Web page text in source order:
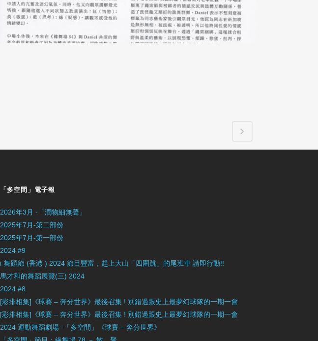
「多空間」電子報
2026年3月 -「潤物細無聲」
2025年7月-第二部份
2025年7月-第一部份
2024 #9
i-舞蹈節 (香港 ) 2024 節目豐富，趕上大山「四圍跳」的尾班車 請即行動!!
馬才和的舞蹈展覽(三) 2024
2024 #8
[彩排相集]《球賽 – 奔分世界》最後召集 ! 別錯過跟史上最夢幻球隊的一期一會
[彩排相集]《球賽 – 奔分世界》最後召集 ! 別錯過跟史上最夢幻球隊的一期一會
2024 運動舞蹈劇場 -「多空間」《球賽 – 奔分世界》